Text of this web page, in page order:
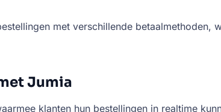
met verschillende
Jumia
klanten hun bestellingen in realtime